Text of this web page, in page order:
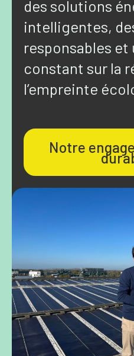
des solutions
intelligentes,
responsables et
constant sur la
l’empreinte
Notre